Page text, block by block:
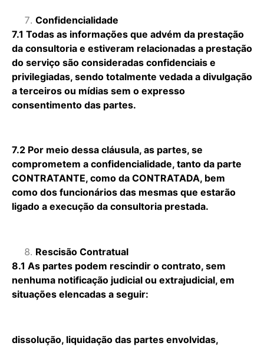
Confidencialidade
7.1 Todas as informações que advém da prestação
da consultoria e estiveram relacionadas a prestação
do serviço são consideradas confidenciais e
privilegiadas, sendo totalmente vedada a divulgação
a terceiros ou mídias sem o expresso
consentimento das partes.
7.2 Por meio dessa cláusula, as partes, se
comprometem a confidencialidade, tanto da parte
CONTRATANTE, como da CONTRATADA, bem
como dos funcionários das mesmas que estarão
ligado a execução da consultoria prestada.
Rescisão Contratual
8.1 As partes podem rescindir o contrato, sem
nenhuma notificação judicial ou extrajudicial, em
situações elencadas a seguir:
dissolução, liquidação das partes envolvidas,